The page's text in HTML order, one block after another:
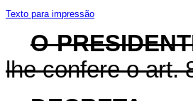
Texto para impressão
O
lhe confere o art.